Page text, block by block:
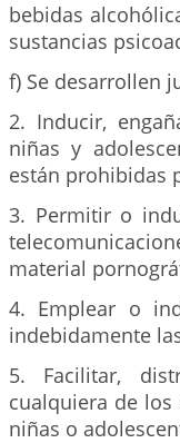
bebidas
sustancias
f) Se desarrollen
2. Inducir,
niñas y
están prohibidas
3. Permitir o
material
4. Emplear o
indebidamente
5. Facilitar,
cualquiera de los
niñas o